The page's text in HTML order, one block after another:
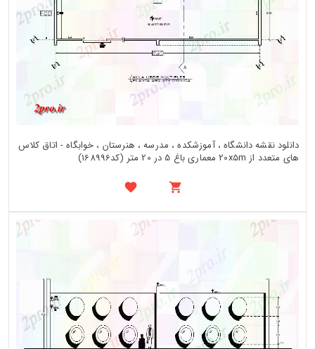
دانلود نقشه دانشگاه ، آموزشکده ، مدرسه ، هنرستان ، خوابگاه - اتاق کلاس
های متعدد از 20x5m معماری باغ 5 در 20 متر (کد168996)